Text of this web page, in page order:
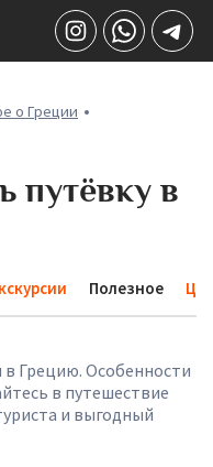
о Греции
путёвку в
Полезное
в Грецию. Особенности
в путешествие
и выгодный